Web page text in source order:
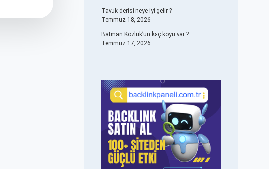
Tavuk derisi neye iyi gelir ?
Temmuz 18, 2026
Batman Kozluk’un kaç koyu var ?
Temmuz 17, 2026